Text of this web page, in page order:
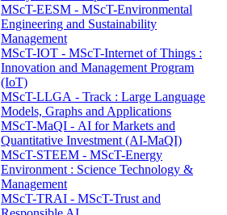
MScT-EESM - MScT-Environmental
Engineering and Sustainability
Management
MScT-IOT - MScT-Internet of Things :
Innovation and Management Program
(IoT)
MScT-LLGA - Track : Large Language
Models, Graphs and Applications
MScT-MaQI - AI for Markets and
Quantitative Investment (AI-MaQI)
MScT-STEEM - MScT-Energy
Environment : Science Technology &
Management
MScT-TRAI - MScT-Trust and